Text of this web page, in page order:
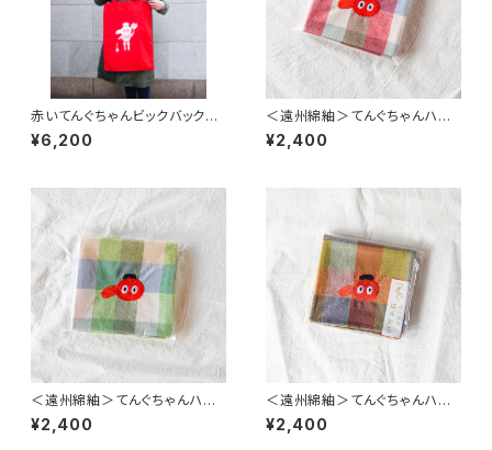
赤いてんぐちゃんビックバック
（かばん部分 高さ約52cm）
¥6,200
＜遠州綿紬＞てんぐちゃんハン
カチ ~赤りんご~（約39cm×39
cm）
¥2,400
＜遠州綿紬＞てんぐちゃんハン
カチ ~青リンゴ~（約39cm×39
cm）
¥2,400
＜遠州綿紬＞てんぐちゃんハン
カチ ~温~（約39cm×39cm）
¥2,400